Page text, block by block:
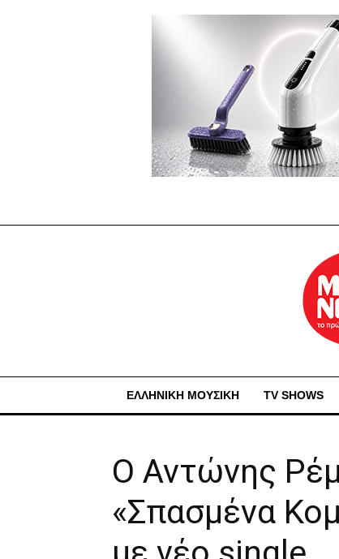
ΕΛΛΗΝΙΚΗ ΜΟΥΣΙΚΗ TV SHOWS
Ο Αντώνης
«Σπασμένα